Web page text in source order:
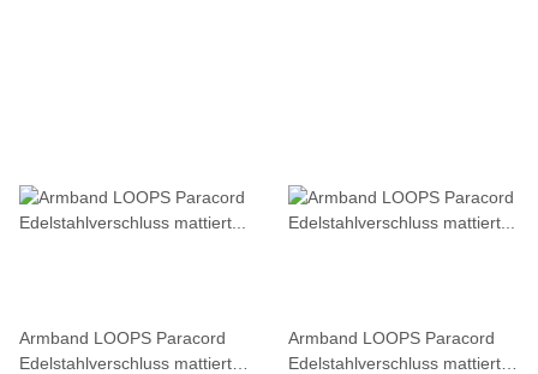
Armband LOOPS Paracord
Edelstahlverschluss mattiert
Armband LOOPS Paracord
Edelstahlverschluss mattiert